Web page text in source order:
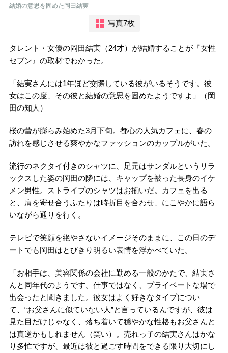
結婚の意思を固めた岡田結実
写真7枚
タレント・女優の岡田結実（24才）が結婚することが『女性
セブン』の取材でわかった。
「結実さんには1年ほど交際している彼がいるそうです。彼
女はこの度、その彼と結婚の意思を固めたようですよ」（岡
田の知人）
桜の蕾が膨らみ始めた3月下旬。都心の人気カフェに、春の
訪れを感じさせる爽やかなファッションのカップルがいた。
流行のネクタイ付きのシャツに、足元はサンダルというリラ
ックスした姿の岡田の隣には、キャップを被った長身のイケ
メン男性。ストライプのシャツはお揃いだ。カフェを出る
と、肩を寄せ合うふたりは時折目を合わせ、にこやかに語ら
いながら通りを行く。
テレビで笑顔を絶やさないイメージそのままに、この日のデ
ートでも岡田はとびきり明るい表情を浮かべていた。
「お相手は、美容関係の会社に勤める一般のかたで、結実さ
んと同年代のようです。仕事ではなく、プライベートな場で
出会ったと聞きました。彼女はよく好きなタイプについ
て、“お父さんに似ていない人”と言っているんですが、彼は
見た目だけじゃなく、落ち着いて穏やかな性格もお父さんと
は真逆かもしれません（笑い）。売れっ子の結実さんはかな
り多忙ですが、最近は彼と過ごす時間をできる限り大切にし